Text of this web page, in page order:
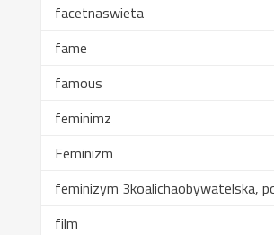
facetnaswieta
fame
famous
feminimz
Feminizm
feminizym 3koalichaobywatelska,
film